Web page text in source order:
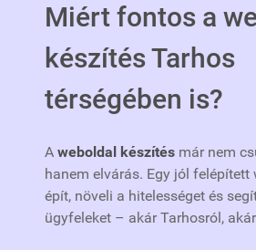
Miért fontos a
készítés Tarhos
térségében is?
A weboldal készítés már nem
hanem elvárás. Egy jól
épít, növeli a hitelességet és
ügyfeleket – akár Tarhosról,